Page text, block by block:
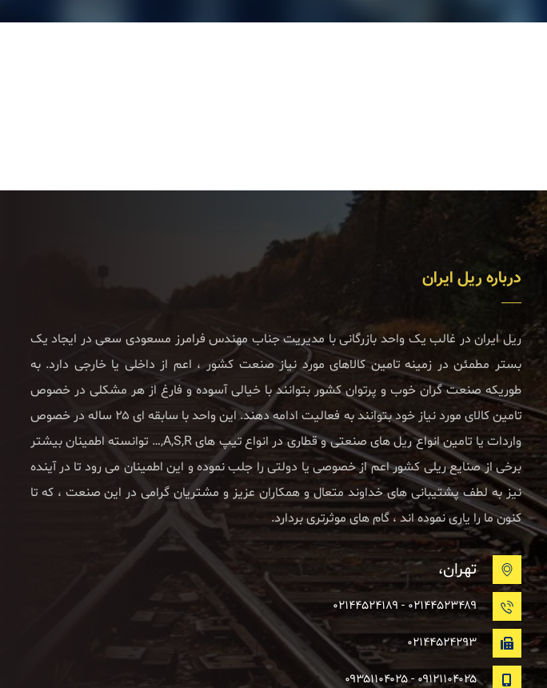
درباره ریل ایران
ریل ایران در غالب یک واحد بازرگانی با مدیریت جناب مهندس فرامرز مسعودی سعی در ایجاد یک
بستر مطمئن در زمینه تامین کالاهای مورد نیاز صنعت کشور ، اعم از داخلی یا خارجی دارد. به
طوریکه صنعت گران خوب و پرتوان کشور بتوانند با خیالی آسوده و فارغ از هر مشکلی در خصوص
تامین کالای مورد نیاز خود بتوانند به فعالیت ادامه دهند. این واحد با سابقه ای ۲۵ ساله در خصوص
واردات یا تامین انواع ریل های صنعتی و قطاری در انواع تیپ های A,S,R,… توانسته اطمینان بیشتر
برخی از صنایع ریلی کشور اعم از خصوصی یا دولتی را جلب نموده و این اطمینان می رود تا در آینده
نیز به لطف پشتیبانی های خداوند متعال و همکاران عزیز و مشتریان گرامی در این صنعت ، که تا
کنون ما را یاری نموده اند ، گام های موثرتری بردارد.
تهران،
۰۲۱۴۴۵۲۳۴۸۹ - ۰۲۱۴۴۵۲۴۱۸۹
۰۲۱۴۴۵۲۴۲۹۳
۰۹۱۲۱۱۰۴۰۲۵ - ۰۹۳۵۱۱۰۴۰۲۵